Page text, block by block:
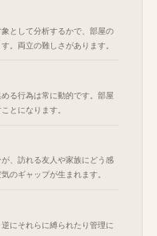
として分析するかで、部屋の
。両立の難しさがあります。
る行為は常に動的です。部屋
とになります。
、訪れる友人や家族にどう感
のギャップが生まれます。
にそれらに縛られたり管理に